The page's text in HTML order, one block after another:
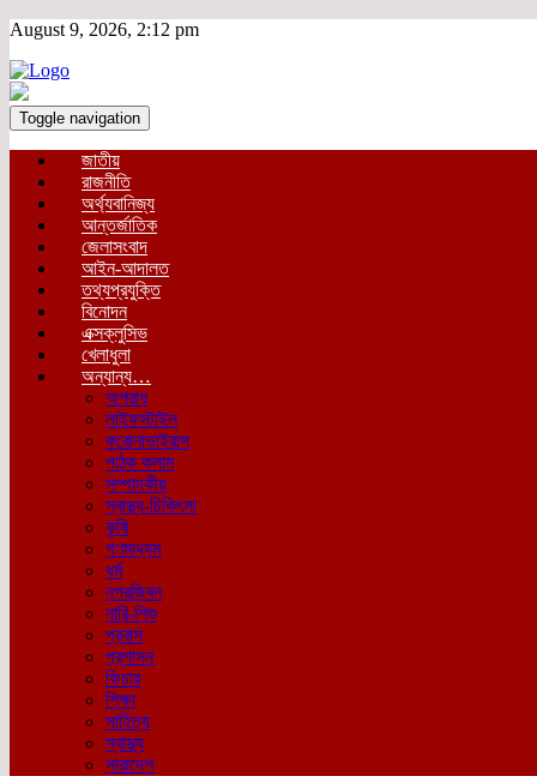
August 9, 2026, 2:12 pm
Toggle navigation
জাতীয়
রাজনীতি
অর্থ্যবানিজ্য
আন্তর্জাতিক
জেলাসংবাদ
আইন-আদালত
তথ্যপ্রযুক্তি
বিনোদন
এক্সক্লুসিভ
খেলাধুলা
অন্যান্য…
অপরাধ
লাইফস্টাইল
করোনাভাইরাস
পাঠক কলাম
সম্পাদকীয়
স্বাস্থ্য-চিকিৎসা
কৃষি
গণমাধ্যম
ধর্ম
নগরজিবন
নারি-শিশু
প্রবাস
প্রশাসন
ফিচার
শিক্ষা
সাহিত্য
স্বাস্থ্য
সারাদেশ